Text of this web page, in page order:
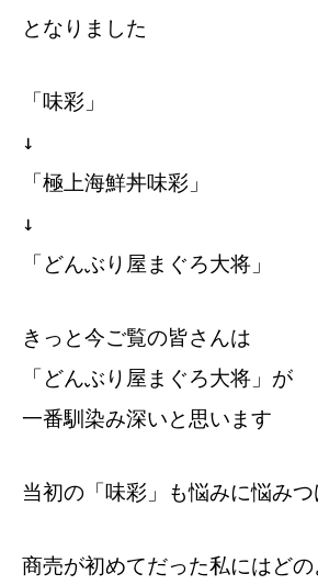
となりました
「味彩」
↓
「極上海鮮丼味彩」
↓
「どんぶり屋まぐろ大将」
きっと今ご覧の皆さんは
「どんぶり屋まぐろ大将」が
一番馴染み深いと思います
当初の「味彩」も悩みに悩み
商売が初めてだった私にはど